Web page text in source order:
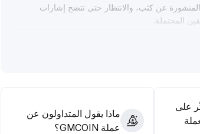
عن كثب، والانتظار حتى تتضح إشارات
المحتملة
على
ماذا يقول المتداولون عن
عملة GMCOIN؟